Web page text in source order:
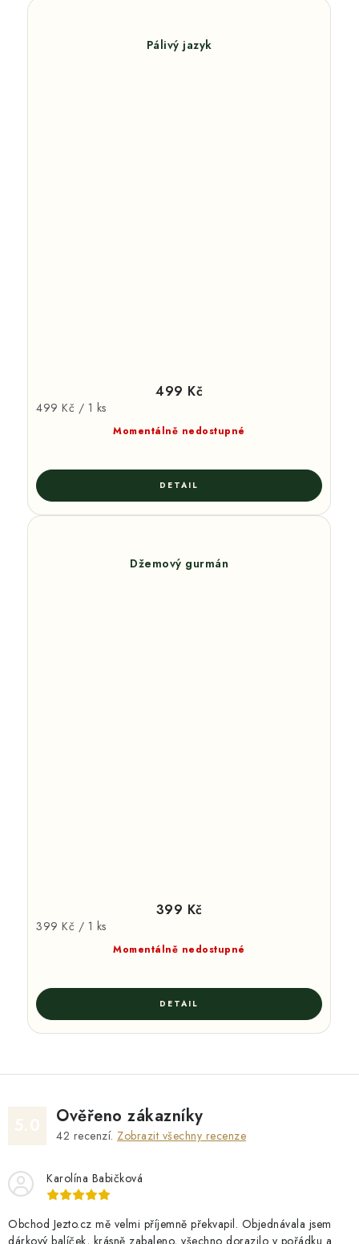
Pálivý jazyk
Momentálně nedostupné
499 Kč
Měrná
499 Kč / 1 ks
Džemový gurmán
Momentálně nedostupné
399 Kč
Měrná
399 Kč / 1 ks
Ověřeno zákazníky
42 recenzí. Zobrazit všechny recenze
Karolína Babičková
Obchod Jezto.cz mě velmi příjemně překvapil. Objednávala jsem
dárkový balíček, krásně zabaleno, všechno dorazilo v pořádku a